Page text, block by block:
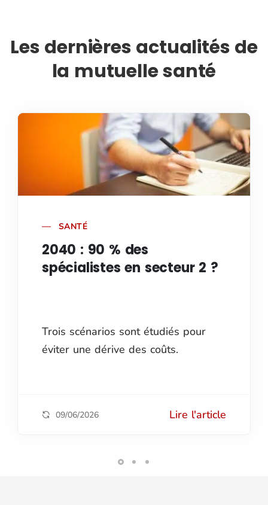
Les dernières actualités de
la mutuelle santé
SANTÉ
2040 : 90 % des
spécialistes en secteur 2 ?
Trois scénarios sont étudiés pour
éviter une dérive des coûts.
09/06/2026 Lire l'article